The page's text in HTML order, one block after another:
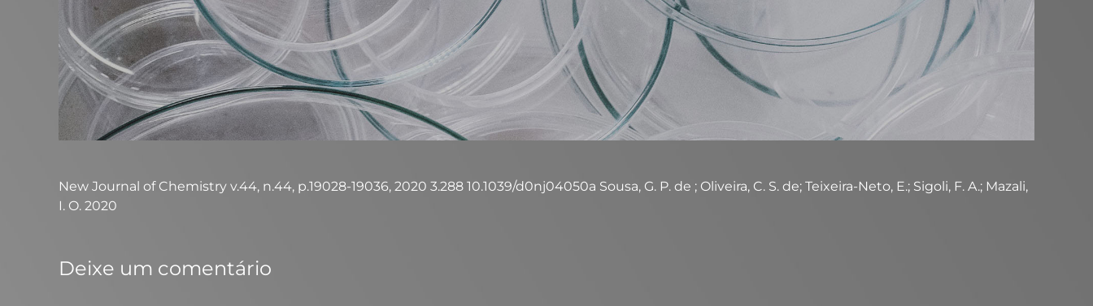
New Journal of Chemistry v.44, n.44, p.19028-19036, 2020 3.288 10.1039/d0nj04050a Sousa, G. P. de ; Oliveira, C. S. de; Teixeira-Neto, E.; Sigoli, F. A.; Mazali,
I. O. 2020
Deixe um comentário